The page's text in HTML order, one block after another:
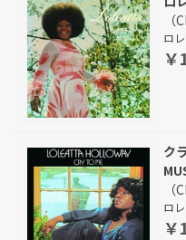
（
ロ
ク
（
ロ